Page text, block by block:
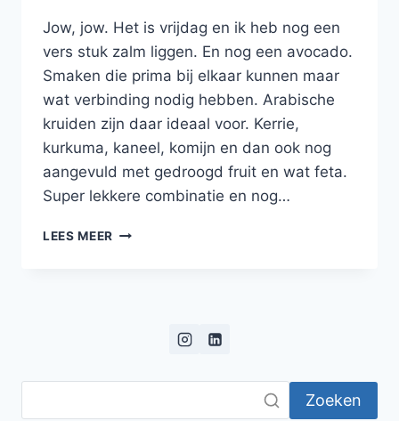
Jow, jow. Het is vrijdag en ik heb nog een
vers stuk zalm liggen. En nog een avocado.
Smaken die prima bij elkaar kunnen maar
wat verbinding nodig hebben. Arabische
kruiden zijn daar ideaal voor. Kerrie,
kurkuma, kaneel, komijn en dan ook nog
aangevuld met gedroogd fruit en wat feta.
Super lekkere combinatie en nog…
LEES MEER PARELCOUSCOUS,
ARABISCH
Zoeken